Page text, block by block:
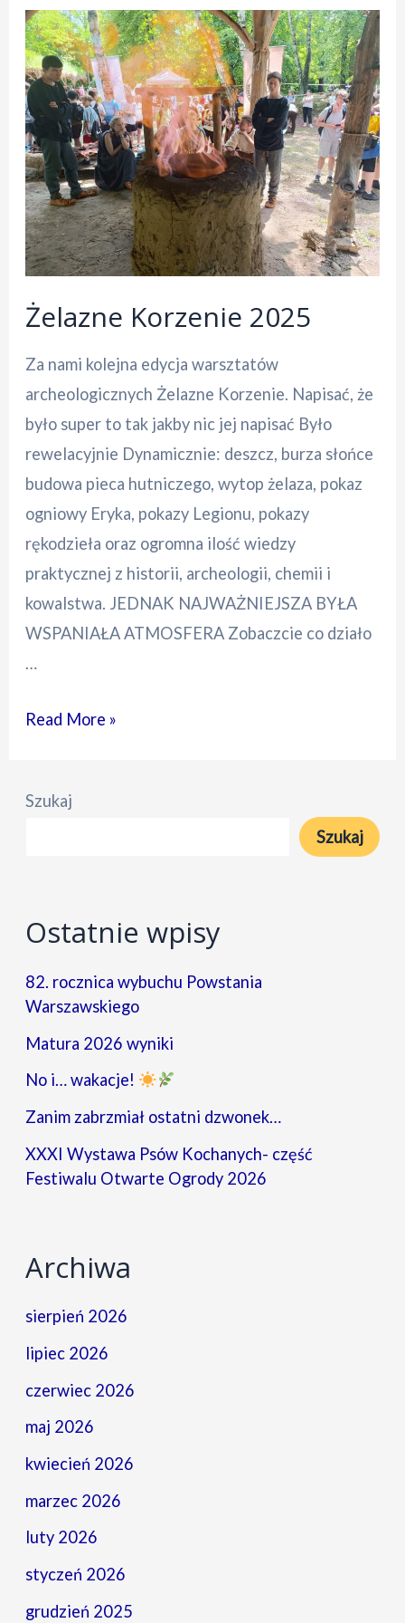
Żelazne Korzenie 2025
Za nami kolejna edycja warsztatów
archeologicznych Żelazne Korzenie. Napisać, że
było super to tak jakby nic jej napisać Było
rewelacyjnie Dynamicznie: deszcz, burza słońce
budowa pieca hutniczego, wytop żelaza, pokaz
ogniowy Eryka, pokazy Legionu, pokazy
rękodzieła oraz ogromna ilość wiedzy
praktycznej z historii, archeologii, chemii i
kowalstwa. JEDNAK NAJWAŻNIEJSZA BYŁA
WSPANIAŁA ATMOSFERA Zobaczcie co działo
…
Żelazne
Read More »
Szukaj
Szukaj
Ostatnie wpisy
82. rocznica wybuchu Powstania
Warszawskiego
Matura 2026 wyniki
No i… wakacje!
Zanim zabrzmiał ostatni dzwonek…
XXXI Wystawa Psów Kochanych- część
Festiwalu Otwarte Ogrody 2026
Archiwa
sierpień 2026
lipiec 2026
czerwiec 2026
maj 2026
kwiecień 2026
marzec 2026
luty 2026
styczeń 2026
grudzień 2025